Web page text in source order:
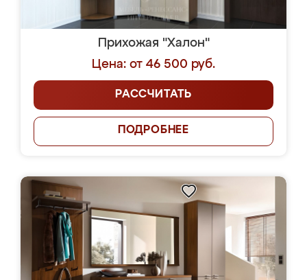
Прихожая "Халон"
Цена: от 46 500 руб.
РАССЧИТАТЬ
ПОДРОБНЕЕ